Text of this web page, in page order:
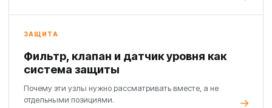
ЗАЩИТА
Фильтр, клапан и датчик уровня как
система защиты
Почему эти узлы нужно рассматривать вместе, а не
отдельными позициями.